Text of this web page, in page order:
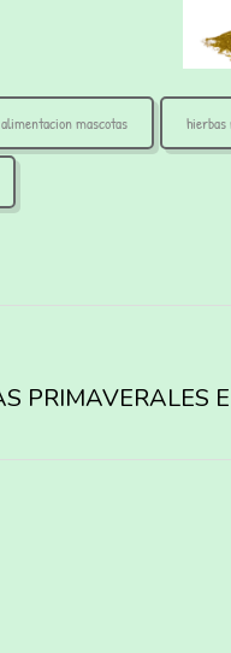
alimentacion mascotas hierbas
PRIMAVERALES